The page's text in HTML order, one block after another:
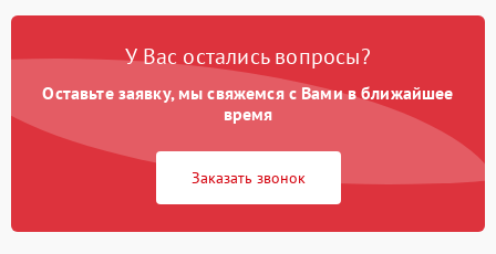
У Вас остались вопросы?
Оставьте заявку, мы свяжемся с Вами в ближайшее
время
Заказать звонок